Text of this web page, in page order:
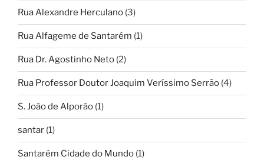
Rua Alexandre Herculano (3)
Rua Alfageme de Santarém (1)
Rua Dr. Agostinho Neto (2)
Rua Professor Doutor Joaquim Veríssimo Serrão (4)
S. João de Alporão (1)
santar (1)
Santarém Cidade do Mundo (1)